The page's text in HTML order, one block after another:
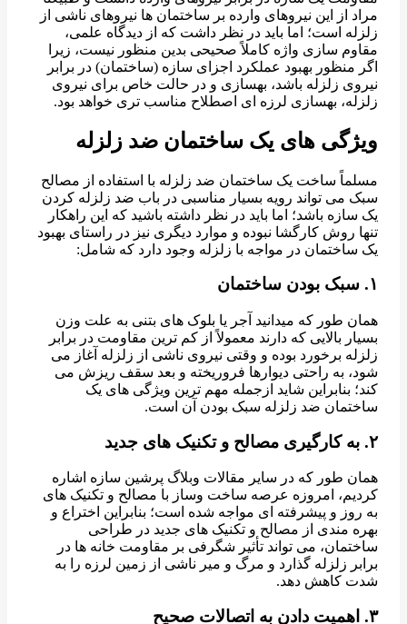
مراد از این نیروهای وارده بر ساختمان ها نیروهای ناشی از
زلزله است؛ اما باید در نظر داشت که از دیدگاه علمی،
مقاوم سازی واژه کاملاً صحیحی بدین منظور نیست، زیرا
اگر منظور بهبود عملکرد اجزای سازه (ساختمان) در برابر
نیروی زلزله باشد، بهسازی و در حالت خاص برای نیروی
زلزله، بهسازی لرزه ای اصطلاح مناسب تری خواهد بود.
ویژگی های یک ساختمان ضد زلزله
مسلماً ساخت یک ساختمان ضد زلزله با استفاده از مصالح
سبک می تواند رویه بسیار مناسبی در باب ضد زلزله کردن
یک سازه باشد؛ اما باید در نظر داشته باشید که این راهکار
تنها روش کارگشا نبوده و موارد دیگری نیز در راستای بهبود
یک ساختمان در مواجه با زلزله وجود دارد که شامل:
۱. سبک بودن ساختمان
همان طور که میدانید آجر یا بلوک های بتنی به علت وزن
بسیار بالایی که دارند معمولاً از کم ترین مقاومت در برابر
زلزله برخورد بوده و وقتی نیروی ناشی از زلزله آغاز می
شود، به راحتی دیوارها فروریخته و بعد سقف ریزش می
کند؛ بنابراین شاید ازجمله مهم ترین ویژگی های یک
ساختمان ضد زلزله سبک بودن آن است.
۲. به کارگیری مصالح و تکنیک های جدید
همان طور که در سایر مقالات وبلاگ پرشین سازه اشاره
کردیم، امروزه عرصه ساخت وساز با مصالح و تکنیک های
به روز و پیشرفته ای مواجه شده است؛ بنابراین اختراع و
بهره مندی از مصالح و تکنیک های جدید در طراحی
ساختمان، می تواند تأثیر شگرفی بر مقاومت خانه ها در
برابر زلزله گذارد و مرگ و میر ناشی از زمین لرزه را به
شدت کاهش دهد.
۳. اهمیت دادن به اتصالات صحیح